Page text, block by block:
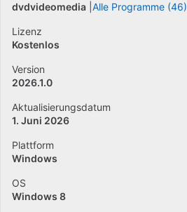
dvdvideomedia Alle Programme (46)
Lizenz
Kostenlos
Version
2026.1.0
Aktualisierungsdatum
1. Juni 2026
Plattform
Windows
OS
Windows 8